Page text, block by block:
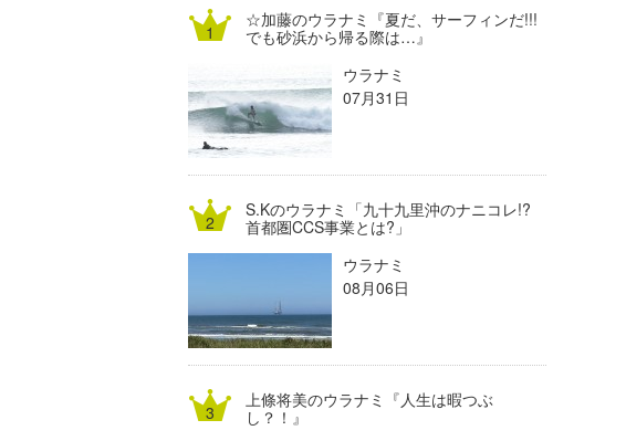
熊谷素子
植村未来
NOBUFUKU
大野”MAR”修聖
喜納海人
ECE
G◎Da
H
KID
KOBU
MIN
mitz
OYZ
☆加藤のウラナミ『夏だ、サーフィンだ!!!
でも砂浜から帰る際は…』
ウラナミ
07月31日
S.Kのウラナミ「九十九里沖のナニコレ!?
首都圏CCS事業とは?」
ウラナミ
08月06日
上條将美のウラナミ『人生は暇つぶ
し？！』